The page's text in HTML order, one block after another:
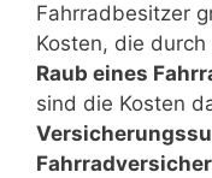
Fahrradbesitzer
Kosten, die durch
Raub eines
sind die Kosten